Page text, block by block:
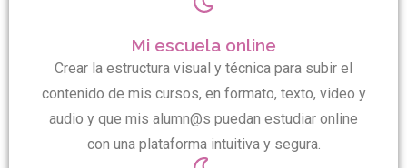
Mi escuela online
Crear la estructura visual y técnica para subir el
contenido de mis cursos, en formato, texto, video y
audio y que mis alumn@s puedan estudiar online
con una plataforma intuitiva y segura.